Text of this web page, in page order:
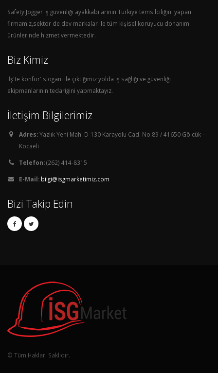
Safety Jogger iş güvenliği ayakkabılarının Türkiye temsilciliğini yapan
firmamız,sektör de dev markalar ile tüm kişisel koruyucu donanım
ürünlerinde hizmet vermektedir.
Biz Kimiz
'İş'te konfor' sloganı ile çıktığımız yolda iş sağlığı ve güvenliği
ekipmanlarının tedariğini yapmaktayız.
İletişim Bilgilerimiz
Adres:Yazlık Yeni Mah. D-130 Karayolu Cad. No.89 / 41650 Gölcük –
Kocaeli
Telefon:(262) 414-8315
E-Mail: bilgi@isgmarketimiz.com
Bizi Takip Edin
© Tüm Hakları Saklıdır.